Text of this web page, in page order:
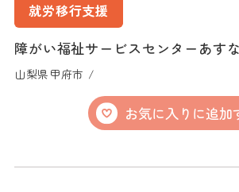
就労移行支援
障がい福祉サービスセンターあす
山梨県甲府市 /
お気に入りに追加